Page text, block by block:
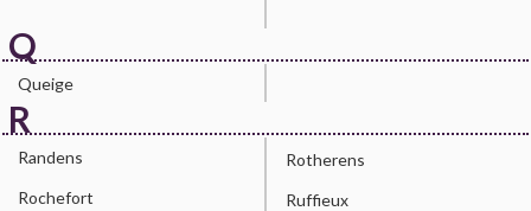
Q
Queige
R
Randens
Rochefort
Rotherens
Ruffieux